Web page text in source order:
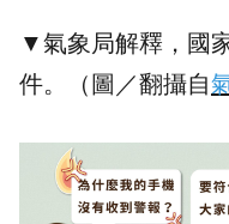
▼氣象局解釋，國
件。（圖／翻攝自